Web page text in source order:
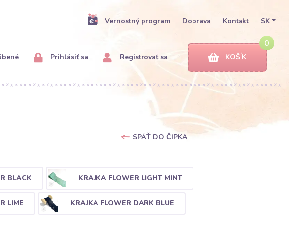
Vernostný program Doprava Kontakt SK
Prihlásiť sa Registrovať sa
0
KOŠÍK
SPÄŤ DO ČIPKA
BLACK KRAJKA FLOWER LIGHT MINT
LIME KRAJKA FLOWER DARK BLUE